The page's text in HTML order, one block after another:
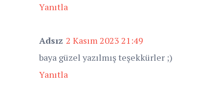
Yanıtla
Adsız 2 Kasım 2023 21:49
baya güzel yazılmış teşekkürler ;)
Yanıtla